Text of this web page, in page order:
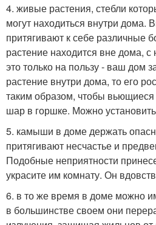
4. живые растения, стебли
могут находиться внутри дома.
притягивают к себе различные
растение находится вне дома,
это только на пользу - ваш дом
растение внутри дома, то его
таким образом, чтобы
шар в горшке. Можно
5. камыши в доме держать
притягивают несчастье и
Подобные неприятности
украсите им комнату. Он
6. в то же время в доме можно
в большинстве своем они